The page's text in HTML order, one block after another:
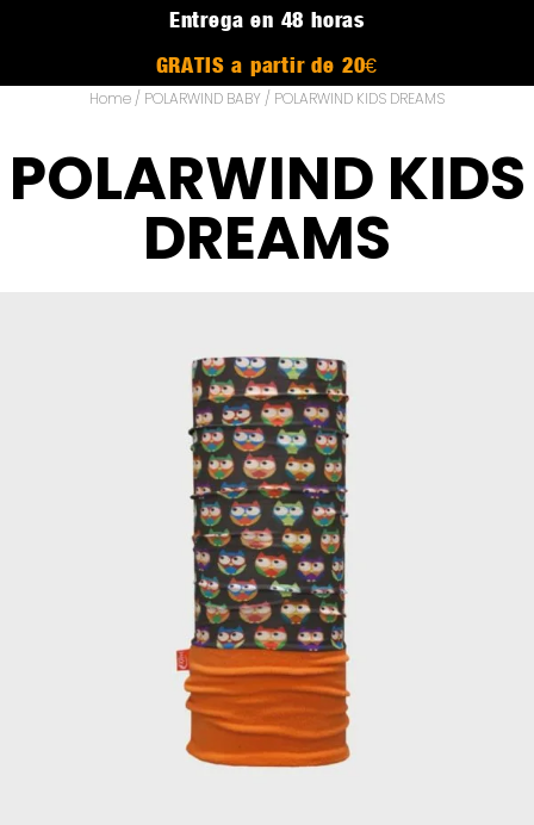
Entrega en 48 horas
GRATIS a partir de 20€
Home / POLARWIND BABY / POLARWIND KIDS DREAMS
POLARWIND KIDS
DREAMS